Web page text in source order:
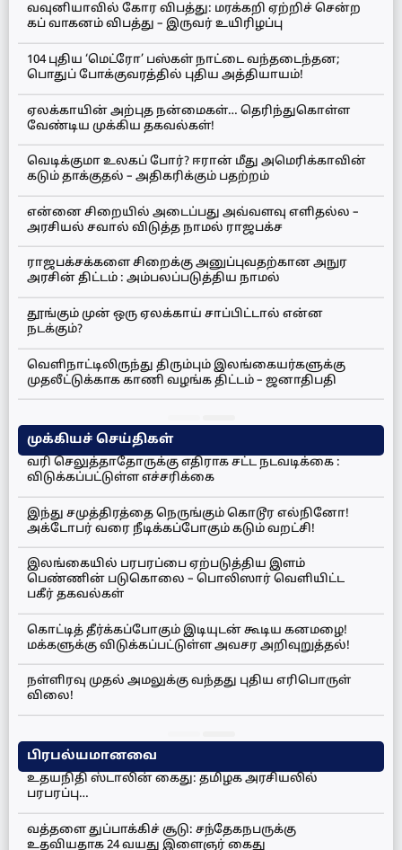
வவுனியாவில் கோர விபத்து: மரக்கறி ஏற்றிச் சென்ற
கப் வாகனம் விபத்து – இருவர் உயிரிழப்பு
104 புதிய ‘மெட்ரோ’ பஸ்கள் நாட்டை வந்தடைந்தன;
பொதுப் போக்குவரத்தில் புதிய அத்தியாயம்!
ஏலக்காயின் அற்புத நன்மைகள்… தெரிந்துகொள்ள
வேண்டிய முக்கிய தகவல்கள்!
வெடிக்குமா உலகப் போர்? ஈரான் மீது அமெரிக்காவின்
கடும் தாக்குதல் – அதிகரிக்கும் பதற்றம்
என்னை சிறையில் அடைப்பது அவ்வளவு எளிதல்ல –
அரசியல் சவால் விடுத்த நாமல் ராஜபக்ச
ராஜபக்சக்களை சிறைக்கு அனுப்புவதற்கான அநுர
அரசின் திட்டம் : அம்பலப்படுத்திய நாமல்
தூங்கும் முன் ஒரு ஏலக்காய் சாப்பிட்டால் என்ன
நடக்கும்?
வெளிநாட்டிலிருந்து திரும்பும் இலங்கையர்களுக்கு
முதலீட்டுக்காக காணி வழங்க திட்டம் – ஜனாதிபதி
முக்கியச் செய்திகள்
வரி செலுத்தாதோருக்கு எதிராக சட்ட நடவடிக்கை :
விடுக்கப்பட்டுள்ள எச்சரிக்கை
இந்து சமுத்திரத்தை நெருங்கும் கொடூர எல்நினோ!
அக்டோபர் வரை நீடிக்கப்போகும் கடும் வறட்சி!
இலங்கையில் பரபரப்பை ஏற்படுத்திய இளம்
பெண்ணின் படுகொலை – பொலிஸார் வெளியிட்ட
பகீர் தகவல்கள்
கொட்டித் தீர்க்கப்போகும் இடியுடன் கூடிய கனமழை!
மக்களுக்கு விடுக்கப்பட்டுள்ள அவசர அறிவுறுத்தல்!
நள்ளிரவு முதல் அமலுக்கு வந்தது புதிய எரிபொருள்
விலை!
பிரபல்யமானவை
உதயநிதி ஸ்டாலின் கைது: தமிழக அரசியலில்
பரபரப்பு…
வத்தளை துப்பாக்கிச் சூடு: சந்தேகநபருக்கு
உதவியதாக 24 வயது இளைஞர் கைது